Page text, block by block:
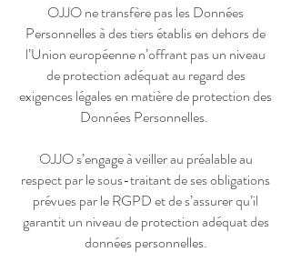
OJJO ne transfère pas les Données
Personnelles à des tiers établis en dehors de
l’Union européenne n’offrant pas un niveau
de protection adéquat au regard des
exigences légales en matière de protection des
Données Personnelles.
OJJO s’engage à veiller au préalable au
respect par le sous-traitant de ses obligations
prévues par le RGPD et de s’assurer qu’il
garantit un niveau de protection adéquat des
données personnelles.